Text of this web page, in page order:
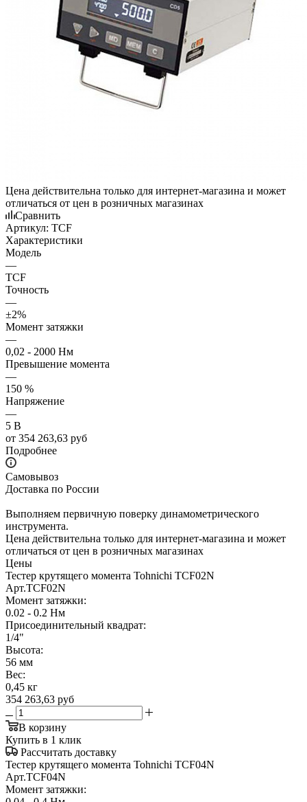
Цена действительна только для интернет-магазина и может
отличаться от цен в розничных магазинах
Сравнить
Артикул: TCF
Характеристики
Модель
—
TCF
Точность
—
±2%
Момент затяжки
—
0,02 - 2000 Нм
Превышение момента
—
150 %
Напряжение
—
5 В
от 354 263,63 руб
Подробнее
Самовывоз
Доставка по России
Выполняем первичную поверку динамометрического
инструмента.
Цена действительна только для интернет-магазина и может
отличаться от цен в розничных магазинах
Цены
Тестер крутящего момента Tohnichi TCF02N
Арт.TCF02N
Момент затяжки:
0.02 - 0.2 Нм
Присоединительный квадрат:
1/4"
Высота:
56 мм
Вес:
0,45 кг
354 263,63 руб
В корзину
Купить в 1 клик
Рассчитать доставку
Тестер крутящего момента Tohnichi TCF04N
Арт.TCF04N
Момент затяжки: